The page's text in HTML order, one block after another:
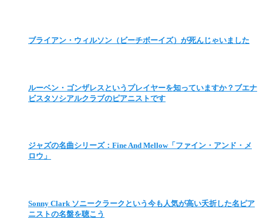
ブライアン・ウィルソン（ビーチボーイズ）が死んじゃいました
ルーベン・ゴンザレスというプレイヤーを知っていますか？ブエナ
ビスタソシアルクラブのピアニストです
ジャズの名曲シリーズ：Fine And Mellow「ファイン・アンド・メ
ロウ」
Sonny Clark ソニークラークという今も人気が高い夭折した名ピア
ニストの名盤を聴こう